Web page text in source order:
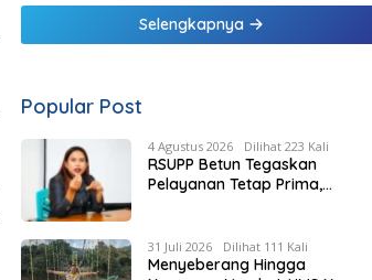
Ngoerah
Persalinan Bagi
Tenaga Kesehatan di
Selengkapnya
Popular Post
4 Agustus 2026 Dilihat 223 Kali
RSUPP Betun Tegaskan
Pelayanan Tetap Prima,
Penuhnya ICU RS Tujuan
31 Juli 2026 Dilihat 111 Kali
Menyeberang Hingga